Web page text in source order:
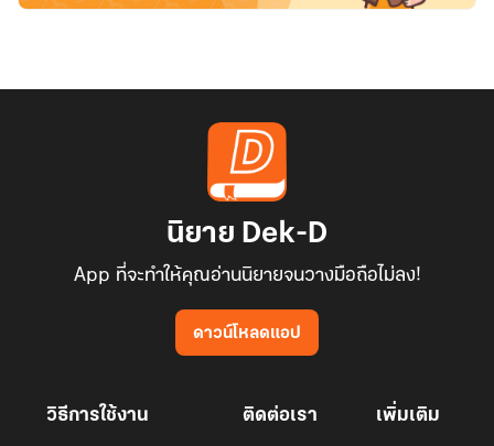
นิยาย Dek-D
App ที่จะทำให้คุณอ่านนิยายจนวางมือถือไม่ลง!
ดาวน์โหลดแอป
วิธีการใช้งาน ติดต่อเรา เพิ่มเติม